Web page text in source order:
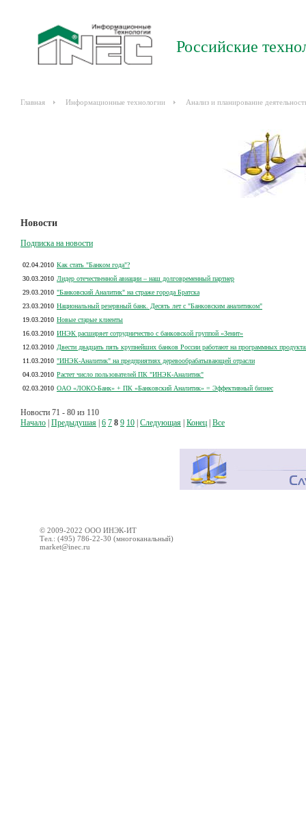
Российские
Главная Информационные технологии Анализ и планирование
Новости
Подписка на новости
02.04.2010 Как стать "Банком года"?
30.03.2010 Лидер отечественной авиации – наш долговременный партнер
29.03.2010 "Банковский Аналитик" на страже города Братска
23.03.2010 Национальный резервный банк. Десять лет с "Банковским аналитиком"
19.03.2010 Новые старые клиенты
16.03.2010 ИНЭК расширяет сотрудничество с банковской группой «Зенит»
12.03.2010 Двести двадцать пять крупнейших банков России работают на программных
11.03.2010 "ИНЭК-Аналитик" на предприятиях деревообрабатывающей отрасли
04.03.2010 Растет число пользователей ПК "ИНЭК-Аналитик"
02.03.2010 ОАО «ЛОКО-Банк» + ПК «Банковский Аналитик» = Эффективный бизнес
Новости 71 - 80 из 110
Начало Предыдушая 6 7 8 9 10 Следующая Конец Все
© 2009-2022 ООО ИНЭК-ИТ
Тел.: (495) 786-22-30 (многоканальный)
market@inec.ru